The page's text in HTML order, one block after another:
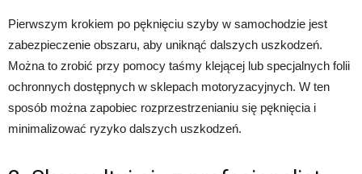
Pierwszym krokiem po pęknięciu szyby w samochodzie jest
zabezpieczenie obszaru, aby uniknąć dalszych uszkodzeń.
Można to zrobić przy pomocy taśmy klejącej lub specjalnych folii
ochronnych dostępnych w sklepach motoryzacyjnych. W ten
sposób można zapobiec rozprzestrzenianiu się pęknięcia i
minimalizować ryzyko dalszych uszkodzeń.